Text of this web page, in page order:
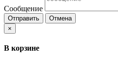
Сообщение
Отправить
Отмена
×
В корзине